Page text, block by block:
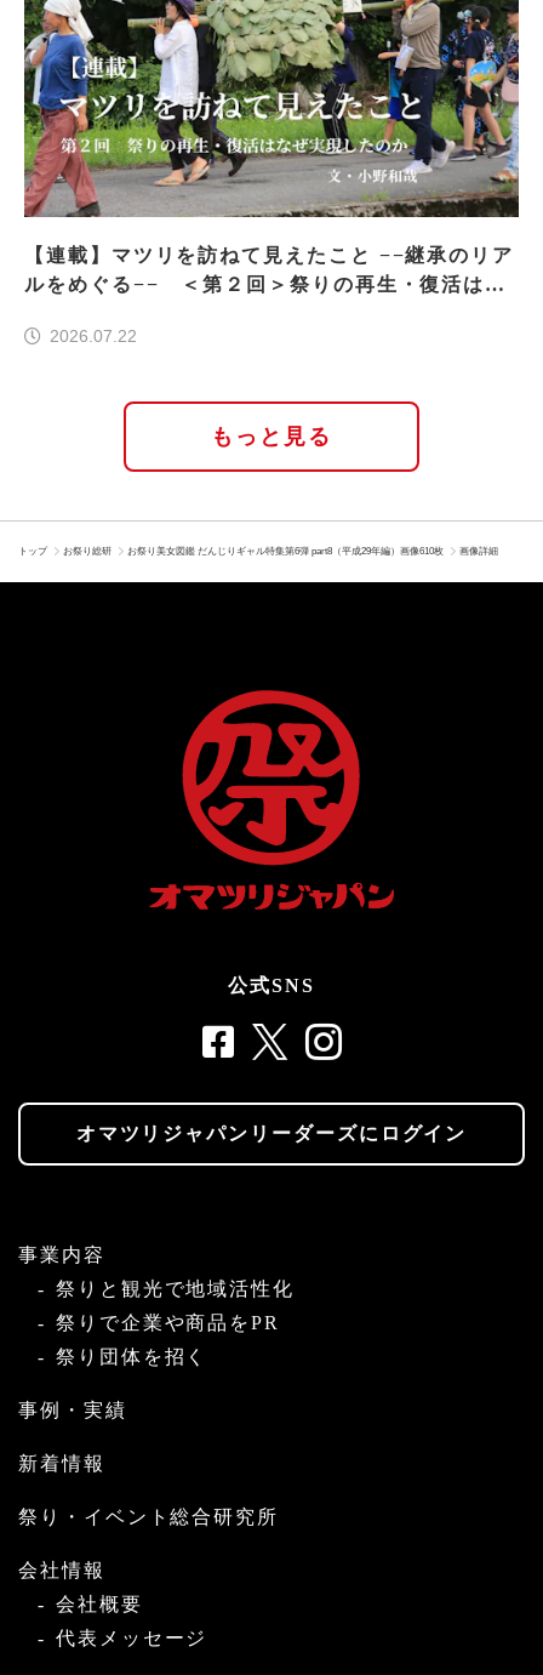
【連載】マツリを訪ねて見えたこと −−継承のリア
ルをめぐる−− ＜第２回＞祭りの再生・復活はな
2026.07.22
もっと見る
トップ お祭り総研 お祭り美女図鑑 だんじりギャル特集第6弾 part8（平成29年編）画像610枚 画像詳細
公式SNS
オマツリジャパンリーダーズにログイン
事業内容
祭りと観光で地域活性化
祭りで企業や商品をPR
祭り団体を招く
事例・実績
新着情報
祭り・イベント総合研究所
会社情報
会社概要
代表メッセージ